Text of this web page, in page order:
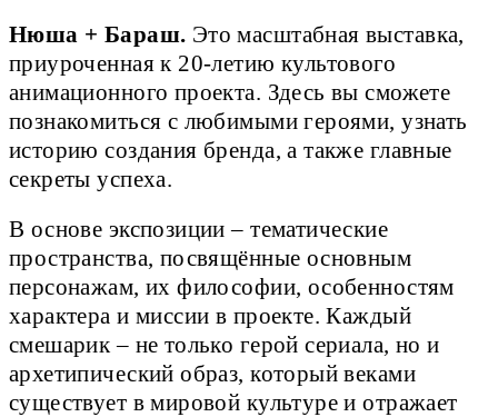
Нюша + Бараш. Это масштабная выставка,
приуроченная к 20-летию культового
анимационного проекта. Здесь вы сможете
познакомиться с любимыми героями, узнать
историю создания бренда, а также главные
секреты успеха.
В основе экспозиции – тематические
пространства, посвящённые основным
персонажам, их философии, особенностям
характера и миссии в проекте. Каждый
смешарик – не только герой сериала, но и
архетипический образ, который веками
существует в мировой культуре и отражает